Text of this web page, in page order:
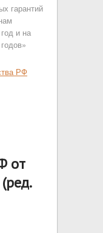
гарантий
и на
от